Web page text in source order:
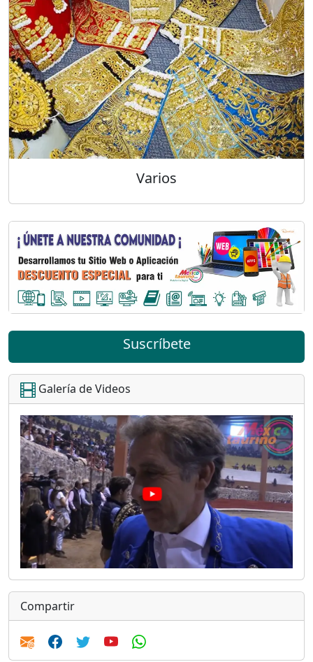
Varios
Suscríbete
Galería de Videos
Compartir